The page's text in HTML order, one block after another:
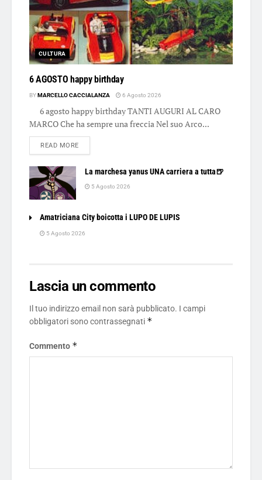
CULTURA
6 AGOSTO happy birthday
BYMARCELLO CACCIALANZA 6 Agosto 2026
6 agosto happy birthday TANTI AUGURI AL CARO
MARCO Che ha sempre una freccia Nel suo Arco...
READ MOREDETAILS
La marchesa yanus UNA carriera a tutta🍺
5 Agosto 2026
Amatriciana City boicotta i LUPO DE LUPIS
5 Agosto 2026
Lascia un commento
Il tuo indirizzo email non sarà pubblicato. I campi
obbligatori sono contrassegnati *
Commento *